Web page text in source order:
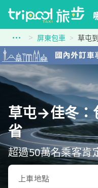
屏東包車 草屯
草屯→佳冬：
省
超過50萬名乘客肯
上車地點